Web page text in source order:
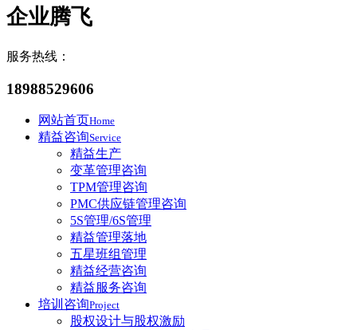
企业腾飞
服务热线：
18988529606
网站首页Home
精益咨询Service
精益生产
变革管理咨询
TPM管理咨询
PMC供应链管理咨询
5S管理/6S管理
精益管理落地
五星班组管理
精益经营咨询
精益服务咨询
培训咨询Project
股权设计与股权激励